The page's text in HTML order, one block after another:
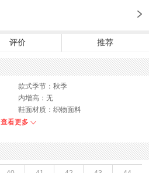
评价 推荐
款式季节：秋季
内增高：无
鞋面材质：织物面料
制鞋工艺：胶贴皮鞋
性别：男子
上市时间：2025年秋季
鞋底材质：发泡底
查看更多